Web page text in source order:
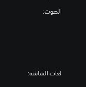
الصوت:
لغات الشاشة: